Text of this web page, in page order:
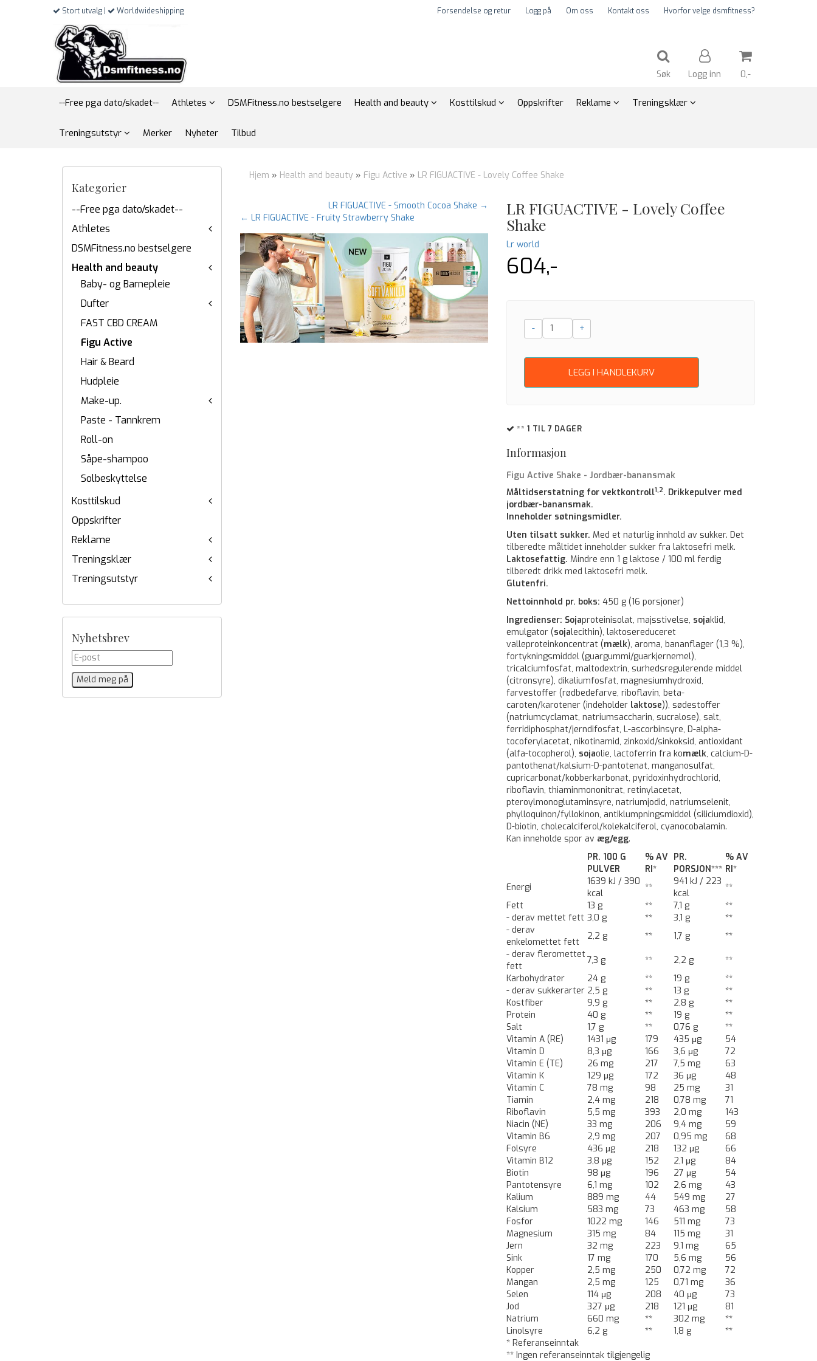
Stort utvalg | Worldwideshipping Forsendelse og retur Logg på Om oss Kontakt oss Hvorfor velge dsmfitness?
Søk Logg inn 0,-
--Free pga dato/skadet-- Athletes DSMFitness.no bestselgere Health and beauty Kosttilskud Oppskrifter Reklame Treningsklær
Treningsutstyr Merker Nyheter Tilbud
Kategorier
--Free pga dato/skadet--
Athletes
DSMFitness.no bestselgere
Health and beauty
Baby- og Barnepleie
Dufter
FAST CBD CREAM
Figu Active
Hair & Beard
Hudpleie
Make-up.
Paste - Tannkrem
Roll-on
Såpe-shampoo
Solbeskyttelse
Kosttilskud
Oppskrifter
Reklame
Treningsklær
Treningsutstyr
Nyhetsbrev
Hjem » Health and beauty » Figu Active » LR FIGUACTIVE - Lovely Coffee Shake
LR FIGUACTIVE - Smooth Cocoa Shake →
← LR FIGUACTIVE - Fruity Strawberry Shake
LR FIGUACTIVE - Lovely Coffee
Shake
Lr world
604,-
- +
LEGG I HANDLEKURV
** 1 TIL 7 DAGER
Informasjon
Figu Active Shake - Jordbær-banansmak
Måltidserstatning for vektkontroll1,2. Drikkepulver med
jordbær-banansmak.
Inneholder søtningsmidler.
Uten tilsatt sukker. Med et naturlig innhold av sukker. Det
tilberedte måltidet inneholder sukker fra laktosefri melk.
Laktosefattig. Mindre enn 1 g laktose / 100 ml ferdig
tilberedt drikk med laktosefri melk.
Glutenfri.
Nettoinnhold pr. boks: 450 g (16 porsjoner)
Ingredienser: Sojaproteinisolat, majsstivelse, sojaklid,
emulgator (sojalecithin), laktosereduceret
valleproteinkoncentrat (mælk), aroma, bananflager (1,3 %),
fortykningsmiddel (guargummi/guarkjernemel),
tricalciumfosfat, maltodextrin, surhedsregulerende middel
(citronsyre), dikaliumfosfat, magnesiumhydroxid,
farvestoffer (rødbedefarve, riboflavin, beta-
caroten/karotener (indeholder laktose)), sødestoffer
(natriumcyclamat, natriumsaccharin, sucralose), salt,
ferridiphosphat/jerndifosfat, L-ascorbinsyre, D-alpha-
tocoferylacetat, nikotinamid, zinkoxid/sinkoksid, antioxidant
(alfa-tocopherol), sojaolie, lactoferrin fra komælk, calcium-D-
pantothenat/kalsium-D-pantotenat, manganosulfat,
cupricarbonat/kobberkarbonat, pyridoxinhydrochlorid,
riboflavin, thiaminmononitrat, retinylacetat,
pteroylmonoglutaminsyre, natriumjodid, natriumselenit,
phylloquinon/fyllokinon, antiklumpningsmiddel (siliciumdioxid),
D-biotin, cholecalciferol/kolekalciferol, cyanocobalamin.
Kan inneholde spor av æg/egg.
PR. 100 G
PULVER
% AV
RI*
PR.
PORSJON***
% AV
RI*
Energi
1639 kJ / 390
kcal
**
941 kJ / 223
kcal
**
Fett
13 g ** 7,1 g
**
- derav mettet fett 3,0 g ** 3,1 g
**
- derav
enkelomettet fett
2,2 g ** 1,7 g
**
- derav fleromettet
fett
7,3 g ** 2,2 g
**
Karbohydrater
24 g ** 19 g
**
- derav sukkerarter 2,5 g ** 13 g
**
Kostfiber
9,9 g ** 2,8 g
**
Protein
40 g ** 19 g
**
Salt
1,7 g ** 0,76 g
**
Vitamin A (RE)
1431 μg 179 435 μg
54
Vitamin D
8,3 μg 166 3,6 μg
72
Vitamin E (TE)
26 mg 217 7,5 mg
63
Vitamin K
129 μg 172 36 μg
48
Vitamin C
78 mg 98 25 mg
31
Tiamin
2,4 mg 218 0,78 mg
71
Riboflavin
5,5 mg 393 2,0 mg
143
Niacin (NE)
33 mg 206 9,4 mg
59
Vitamin B6
2,9 mg 207 0,95 mg
68
Folsyre
436 μg 218 132 μg
66
Vitamin B12
3,8 μg 152 2,1 μg
84
Biotin
98 μg 196 27 μg
54
Pantotensyre
6,1 mg 102 2,6 mg
43
Kalium
889 mg 44 549 mg
27
Kalsium
583 mg 73 463 mg
58
Fosfor
1022 mg 146 511 mg
73
Magnesium
315 mg 84 115 mg
31
Jern
32 mg 223 9,1 mg
65
Sink
17 mg 170 5,6 mg
56
Kopper
2,5 mg 250 0,72 mg
72
Mangan
2,5 mg 125 0,71 mg
36
Selen
114 μg 208 40 μg
73
Jod
327 μg 218 121 μg
81
Natrium
660 mg ** 302 mg
**
Linolsyre
6,2 g ** 1,8 g
**
* Referanseinntak
** Ingen referanseinntak tilgjengelig